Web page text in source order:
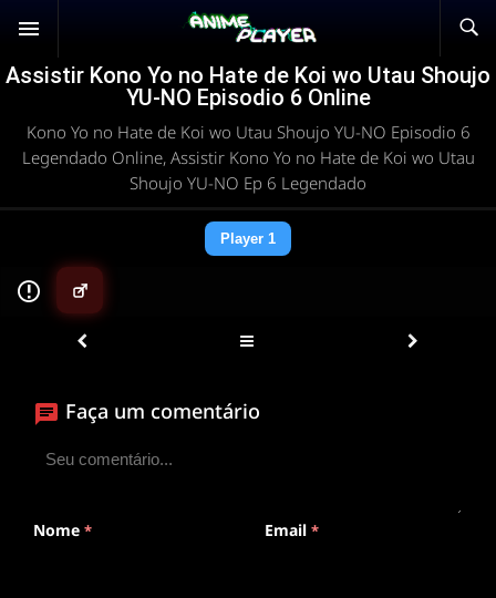
Assistir Kono Yo no Hate de Koi wo Utau Shoujo
YU-NO Episodio 6 Online
Kono Yo no Hate de Koi wo Utau Shoujo YU-NO Episodio 6
Legendado Online, Assistir Kono Yo no Hate de Koi wo Utau
Shoujo YU-NO Ep 6 Legendado
Player 1
▶
ANIMEPLAYER
Clique para assistir
Faça um comentário
Nome * Email *